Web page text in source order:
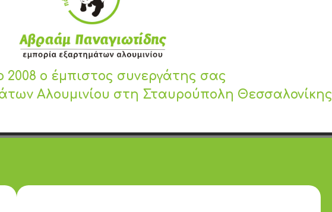
2008 ο έμπιστος συνεργάτης σας
Αλουμινίου στη Σταυρούπολη Θεσσαλονίκης